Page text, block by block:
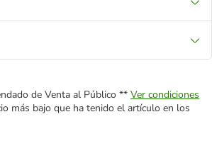
de Venta al Público ** Ver condiciones
más bajo que ha tenido el artículo en los